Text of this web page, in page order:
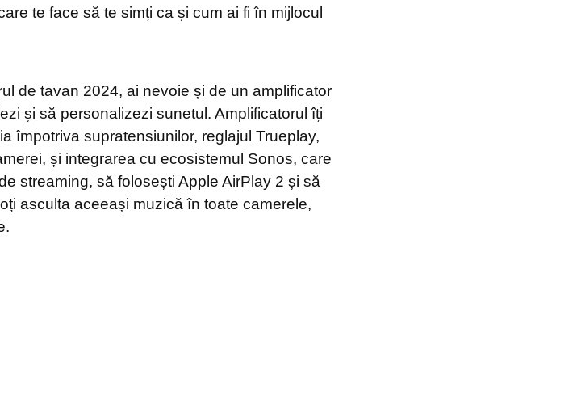
te face să te simți ca și cum ai fi în mijlocul
de tavan 2024, ai nevoie și de un amplificator
și să personalizezi sunetul. Amplificatorul îți
împotriva supratensiunilor, reglajul Trueplay,
și integrarea cu ecosistemul Sonos, care
streaming, să folosești Apple AirPlay 2 și să
asculta aceeași muzică în toate camerele,